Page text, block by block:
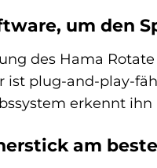
um den
des Hama
ist plug-and-play-
erkennt
am